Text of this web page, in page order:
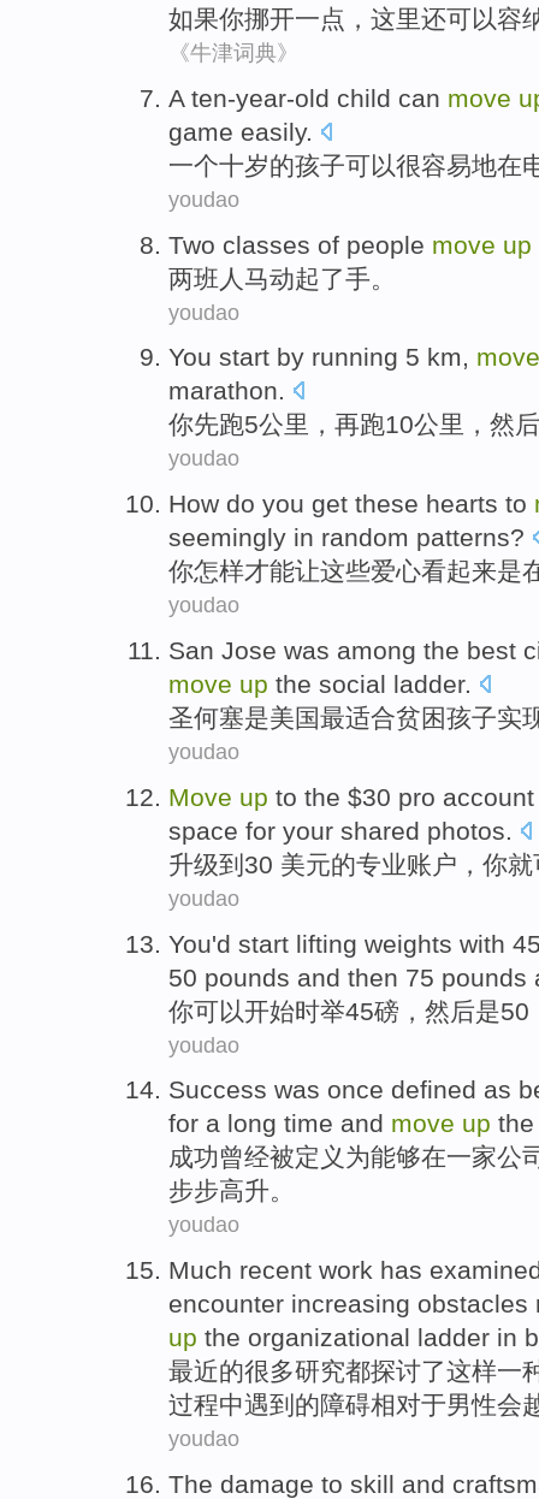
如果你挪开一点， 这里还可以容
《牛津词典》
Aten-year-old child can move
game easily.
一个十岁的孩子可以很容易地在
youdao
Two classes of people move up
两班 人马动起了手。
youdao
You start by running 5 km, move
marathon.
你先跑5公里 ，再跑10公里， 然后
youdao
How do you get these hearts to
seemingly in random patterns?
你怎样才能让这些爱心看起来是
youdao
San Jose was among the best
move up the social ladder.
圣何塞是美国最适合贫困孩子实
youdao
Move up to the $30 pro account
space for your shared photos.
升级到 30 美元的专业账户 ， 你就
youdao
You'd start lifting weights with
50 pounds and then 75 pounds
你可以开始时举45磅 ， 然后是50
youdao
Success was once defined as
for a long time and move up the
成功曾经被定义 为能够在一家公
步步高升。
youdao
Much recent work has
encounter increasing obstacles
up the organizational ladder in
最近的很多研究都探讨了这样一
过程中遇到 的障碍相对于男性会
youdao
The damage to skill and